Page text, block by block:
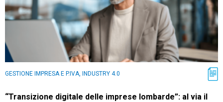
GESTIONE IMPRESA E P.IVA, INDUSTRY 4.0
“Transizione digitale delle imprese lombarde”: al via il